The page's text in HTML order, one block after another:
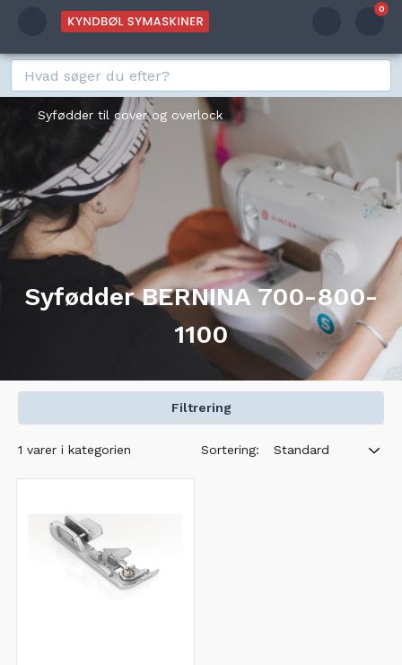
0
Syfødder til cover og overlock
Syfødder BERNINA 700-800-
1100
Filtrering
1 varer i kategorien Sortering: Standard